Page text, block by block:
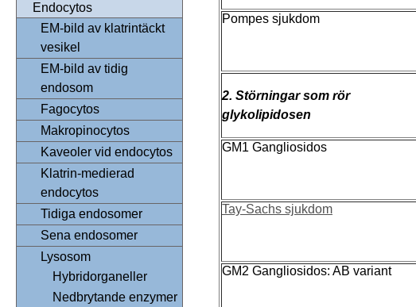
Endocytos
EM-bild av klatrintäckt
vesikel
EM-bild av tidig
endosom
Fagocytos
Makropinocytos
Kaveoler vid endocytos
Klatrin-medierad
endocytos
Tidiga endosomer
Sena endosomer
Lysosom
Hybridorganeller
Nedbrytande enzymer
Pompes sjukdom
2. Störningar som rör
glykolipidosen
GM1 Gangliosidos
Tay-Sachs sjukdom
GM2 Gangliosidos: AB variant